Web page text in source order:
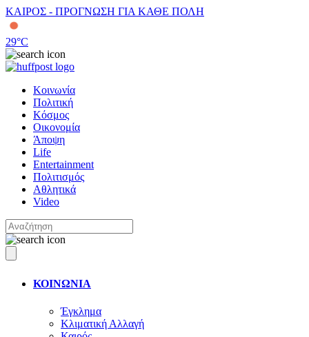
ΚΑΙΡΟΣ - ΠΡΟΓΝΩΣΗ ΓΙΑ ΚΑΘΕ ΠΟΛΗ
29°C
Κοινωνία
Πολιτική
Κόσμος
Οικονομία
Άποψη
Life
Entertainment
Πολιτισμός
Αθλητικά
Video
ΚΟΙΝΩΝΙΑ
Έγκλημα
Κλιματική Αλλαγή